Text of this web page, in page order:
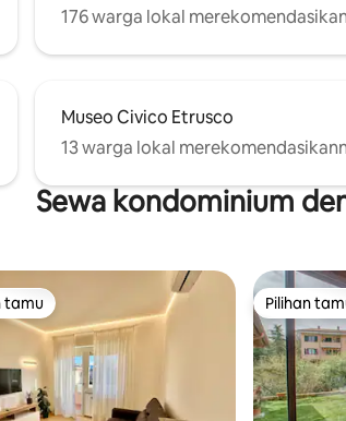
176 warga lokal
Museo Civico Etrusco
13 warga lokal
Sewa kondominium
terpopuler
tamu Pilihan
Pilihan